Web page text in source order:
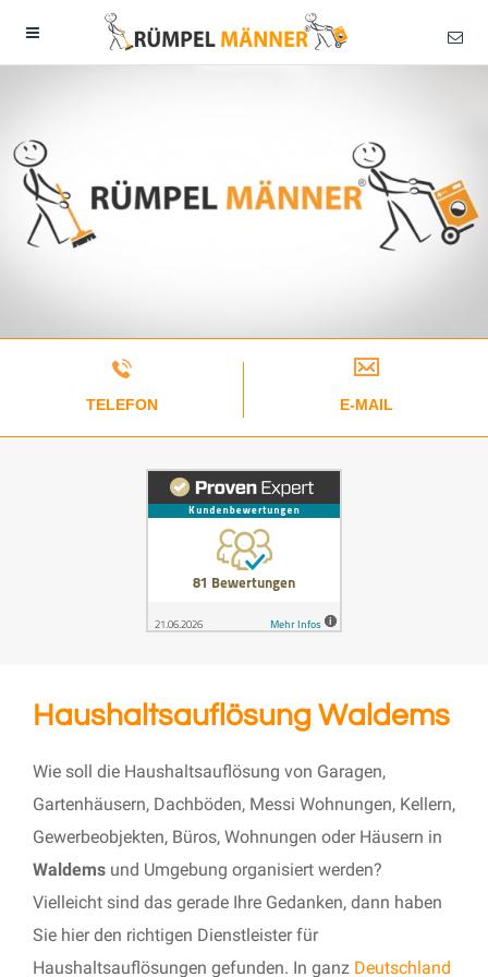
TELEFON E-MAIL
Haushaltsauflösung Waldems
Wie soll die Haushaltsauflösung von Garagen,
Gartenhäusern, Dachböden, Messi Wohnungen, Kellern,
Gewerbeobjekten, Büros, Wohnungen oder Häusern in
Waldems und Umgebung organisiert werden?
Vielleicht sind das gerade Ihre Gedanken, dann haben
Sie hier den richtigen Dienstleister für
Haushaltsauflösungen gefunden. In ganz Deutschland